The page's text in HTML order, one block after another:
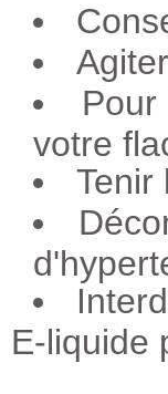
votre
Tenir
E-liquide